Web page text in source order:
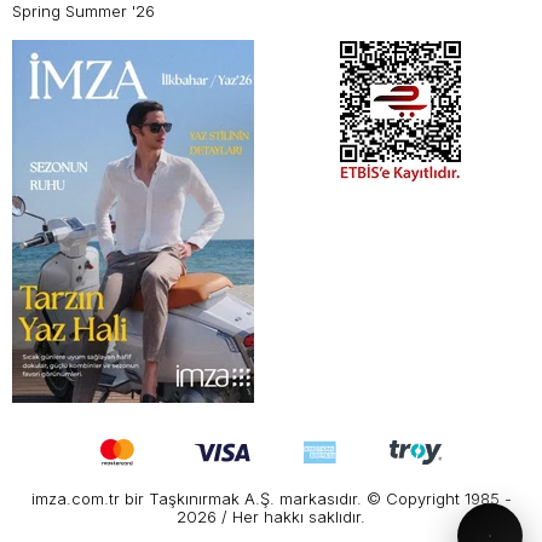
Spring Summer '26
imza.com.tr bir Taşkınırmak A.Ş. markasıdır. © Copyright 1985 -
2026 / Her hakkı saklıdır.